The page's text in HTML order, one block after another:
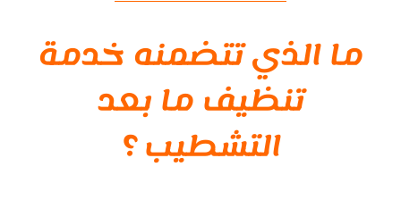
ما الذي تتضمنه خدمة
تنظيف ما بعد
التشطيب ؟